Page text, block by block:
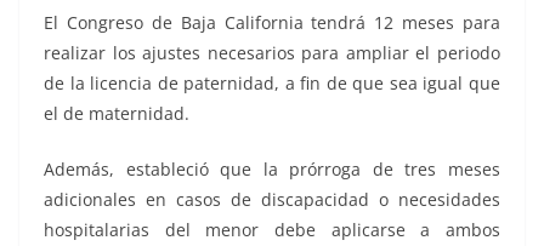
El Congreso de Baja California tendrá 12 meses para
realizar los ajustes necesarios para ampliar el periodo
de la licencia de paternidad, a fin de que sea igual que
el de maternidad.
Además, estableció que la prórroga de tres meses
adicionales en casos de discapacidad o necesidades
hospitalarias del menor debe aplicarse a ambos